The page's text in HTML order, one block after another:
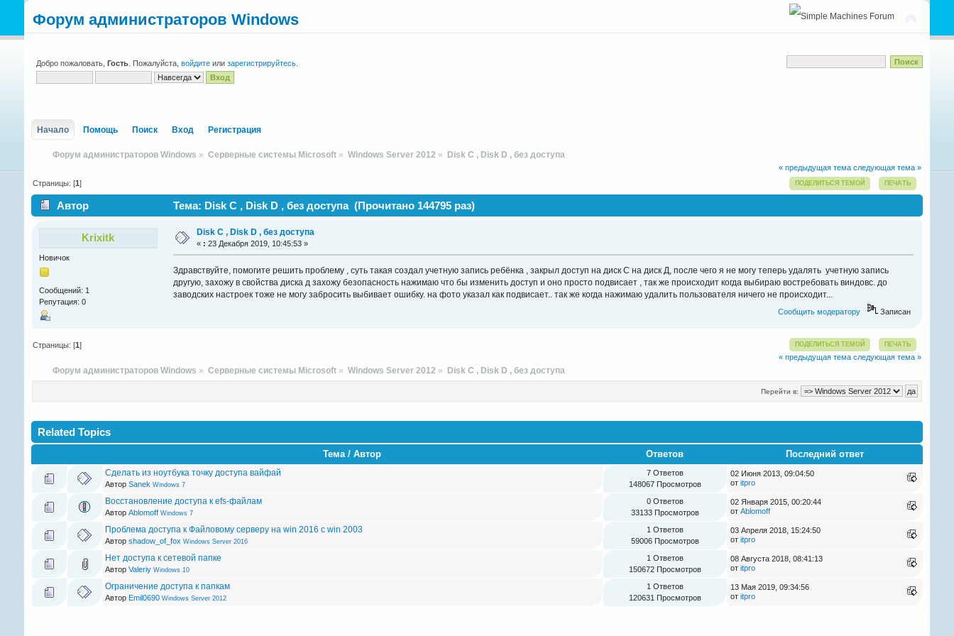
Форум администраторов Windows
Добро пожаловать, Гость. Пожалуйста, войдитеили зарегистрируйтесь.
Начало Помощь Поиск Вход Регистрация
Форум администраторов Windows » Серверные системы Microsoft» Windows Server 2012 » Disk C , Disk D , без доступа
« предыдущая тема следующая тема »
ПОДЕЛИТЬСЯ ТЕМОЙ ПЕЧАТЬ
Страницы: [1 ]
Автор Тема: Disk C , Disk D , без доступа (Прочитано 144795 раз)
Krixitk
Новичок
Сообщений: 1
Репутация: 0
Disk C , Disk D , без доступа
« : 23 Декабря 2019, 10:45:53 »
Здравствуйте, помогите решить проблему , суть такая создал учетную запись ребёнка , закрыл доступ на диск С на диск Д, после чего я не могу теперь удалять учетную запись
другую, захожу в свойства диска д захожу безопасность нажимаю что бы изменить доступ и оно просто подвисает , так же происходит когда выбираю востребовать виндовс. до
заводских настроек тоже не могу забросить выбивает ошибку. на фото указал как подвисает.. так же когда нажимаю удалить пользователя ничего не происходит...
Сообщить модератору Записан
ПОДЕЛИТЬСЯ ТЕМОЙ ПЕЧАТЬ
Страницы: [1]
« предыдущая тема следующая тема »
Форум администраторов Windows » Серверные системы Microsoft» Windows Server 2012 » Disk C , Disk D , без доступа
Перейти в:
Related Topics
Тема / Автор Ответов Последний ответ
Сделать из ноутбука точку доступа вайфай
Автор Sanek Windows 7
7 Ответов
148067 Просмотров
02 Июня 2013, 09:04:50
от itpro
Восстановление доступа к efs-файлам
Автор Ablomoff Windows 7
0 Ответов
33133 Просмотров
02 Января 2015, 00:20:44
от Ablomoff
Проблема доступа к Файловому серверу на win 2016 с win 2003
Автор shadow_of_fox Windows Server 2016
1 Ответов
59006 Просмотров
03 Апреля 2018, 15:24:50
от itpro
Нет доступа к сетевой папке
Автор Valeriy Windows 10
1 Ответов
150672 Просмотров
08 Августа 2018, 08:41:13
от itpro
Ограничение доступа к папкам
Автор Emil0690 Windows Server 2012
1 Ответов
120631 Просмотров
13 Мая 2019, 09:34:56
от itpro